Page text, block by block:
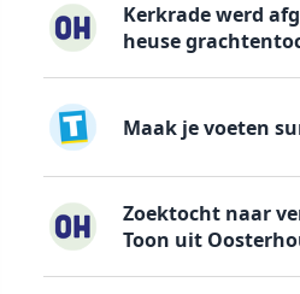
Kerkrade werd
heuse
Maak je voeten
Zoektocht naar
Toon uit